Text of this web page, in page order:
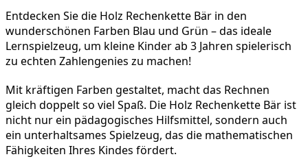
Entdecken Sie die Holz Rechenkette Bär in den
wunderschönen Farben Blau und Grün – das ideale
Lernspielzeug, um kleine Kinder ab 3 Jahren spielerisch
zu echten Zahlengenies zu machen!
Mit kräftigen Farben gestaltet, macht das Rechnen
gleich doppelt so viel Spaß. Die Holz Rechenkette Bär ist
nicht nur ein pädagogisches Hilfsmittel, sondern auch
ein unterhaltsames Spielzeug, das die mathematischen
Fähigkeiten Ihres Kindes fördert.